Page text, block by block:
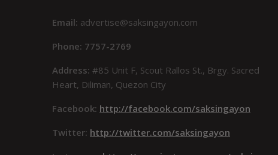
Email: advertise@saksingayon.com
Phone: 7757-2769
Address: #85 Unit F, Scout Rallos St., Brgy. Sacred
Heart, Diliman, Quezon City
Facebook: http://facebook.com/saksingayon
Twitter: http://twitter.com/saksingayon